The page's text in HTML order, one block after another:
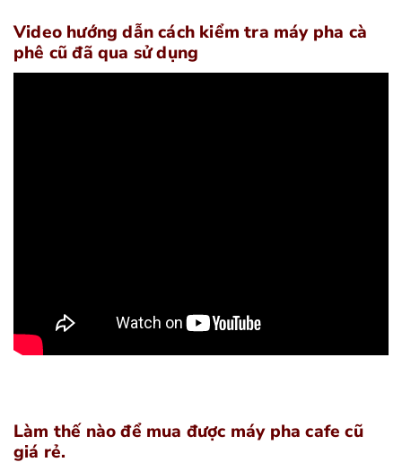
Video hướng dẫn cách kiểm tra máy pha cà
phê cũ đã qua sử dụng
Làm thế nào để mua được máy pha cafe cũ
giá rẻ.